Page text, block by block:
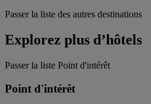
Passer la liste des autres destinations
Explorez plus d’hôtels
Passer la liste Point d'intérêt
Point d'intérêt